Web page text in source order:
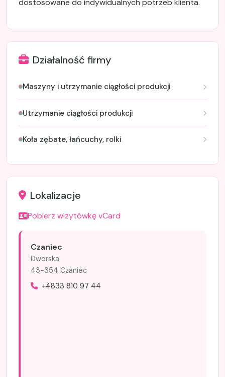
dostosowane do indywidualnych potrzeb klienta.
Działalność firmy
Maszyny i utrzymanie ciągłości produkcji
Utrzymanie ciągłości produkcji
Koła zębate, łańcuchy, rolki
Lokalizacje
Pobierz wizytówkę vCard
Czaniec
Dworska
43-354 Czaniec
+4833 810 97 44